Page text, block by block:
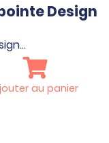
Design
au panier